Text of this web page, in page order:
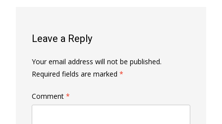
Leave a Reply
Your email address will not be published.
Required fields are marked *
Comment *